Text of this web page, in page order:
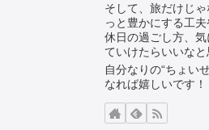
そして、旅だけじ
っと豊かにする工夫
休日の過ごし方、
ていけたらいいな
自分なりの“ちょい
なれば嬉しいです！